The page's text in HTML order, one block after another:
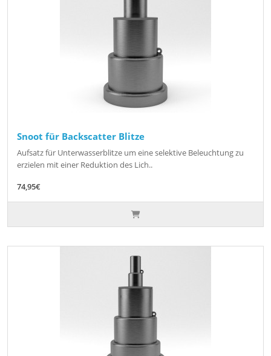
Snoot für Backscatter Blitze
Aufsatz für Unterwasserblitze um eine selektive Beleuchtung zu
erzielen mit einer Reduktion des Lich..
74,95€